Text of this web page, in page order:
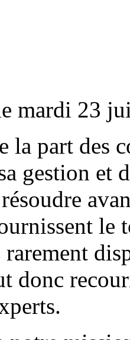
mardi 23
la part des
gestion et
le
donc